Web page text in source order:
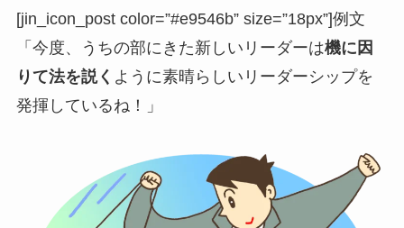
[jin_icon_post color=”#e9546b” size=”18px”]例文
「今度、うちの部にきた新しいリーダーは機に因
りて法を説く ように素晴らしいリーダーシップを
発揮しているね！」